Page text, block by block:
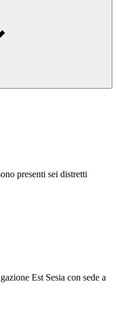
presenti sei distretti
Est Sesia con sede a